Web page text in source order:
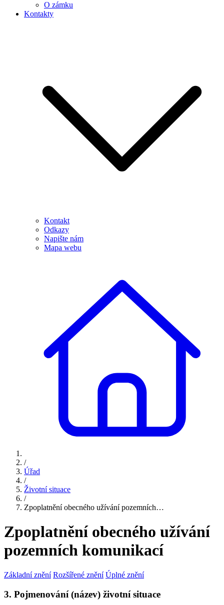
O zámku
Kontakty
Kontakt
Odkazy
Napište nám
Mapa webu
/
Úřad
/
Životní situace
/
Zpoplatnění obecného užívání pozemních…
Zpoplatnění obecného užívání
pozemních komunikací
Základní znění Rozšířené znění Úplné znění
3. Pojmenování (název) životní situace